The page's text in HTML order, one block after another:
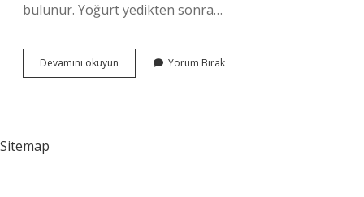
bulunur. Yoğurt yedikten sonra…
Devamını okuyun
Yiyince
Yorum Bırak
Sitemap